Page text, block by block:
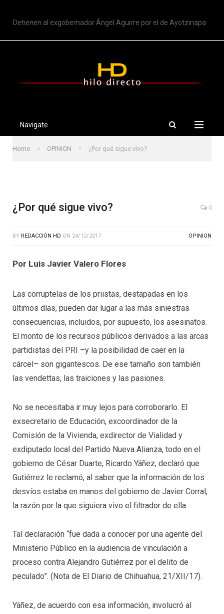
Detienen al exgobernador Ángel Aguirre por el de Ayotzinapa
Navigate
Home » OPINION » ¿Por qué sigue vivo?
¿Por qué sigue vivo? 0
BY REDACCIÓN HD ON 24/12/2017 OPINION
Por Luis Javier Valero Flores
Las corruptelas de los priistas, destapadas en los
últimos días, pueden dar lugar a las más siniestras
consecuencias, incluidos, por supuesto, los asesinatos.
El monto de los recursos públicos derivados a las arcas
partidistas del PRI –y la posibilidad de caer en la
cárcel– son gigantescos. De ese tamaño son también
las vendettas, las traiciones y las pasiones.
No se necesitaba ir muy lejos para corroborarlo. El
exsecretario de Educación, excoordinador de la
Comisión de la Vivienda, exdirector de Vialidad y
exdiputado local del Partido Nueva Alianza, todo en el
gobierno de César Duarte, Ricardo Yáñez, declaró que
Gutiérrez le reclamó, al saber que la información de los
desvíos estaba en manos del gobierno de Javier Corral,
la razón por la que siguiera vivo el filtrador de ella.
Tal declaración “fue dada a conocer por una agente del
Ministerio Público en la audiencia de vinculación a
proceso contra Alejandro Gutiérrez por el delito de
peculado”. (Nota de El Diario de Chihuahua, 21/XII/17).
Yáñez, de acuerdo con esa información, involucró al